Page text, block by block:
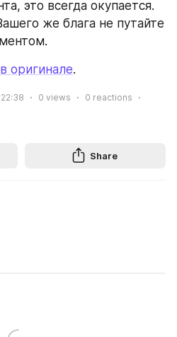
это всегда окупается.
же блага не путайте
оригинале.
0 views 0 reactions
Share